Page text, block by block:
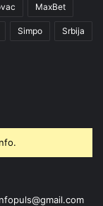
MaxBet
Simpo Srbija